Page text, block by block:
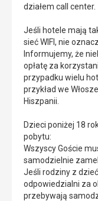
działem call center.
Jeśli hotele mają
sieć WIFI, nie
Informujemy, że
opłatę za
przypadku wielu
przykład we
Hiszpanii.
Dzieci poniżej 18
pobytu:
Wszyscy Goście
samodzielnie
Jeśli rodziny z
odpowiedzialni za
przebywają